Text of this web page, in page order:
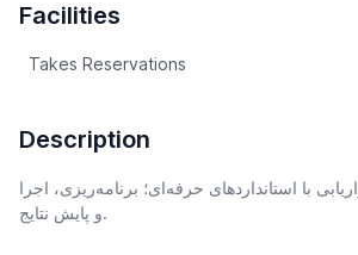
Facilities
Takes Reservations
Description
با استانداردهای حرفه‌ای؛ برنامه‌ریزی، اجرا
و پایش نتایج.